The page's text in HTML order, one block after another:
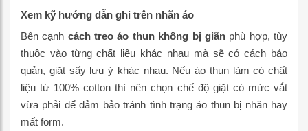
Xem kỹ hướng dẫn ghi trên nhãn áo
Bên cạnh cách treo áo thun không bị giãnphù hợp, tùy
thuộc vào từng chất liệu khác nhau mà sẽ có cách bảo
quản, giặt sấy lưu ý khác nhau. Nếu áo thun làm có chất
liệu từ 100% cotton thì nên chọn chế độ giặt có mức vắt
vừa phải để đảm bảo tránh tình trạng áo thun bị nhăn hay
mất form.